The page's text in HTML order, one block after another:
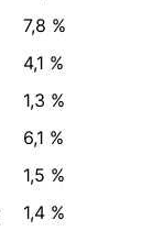
7,8 %
4,1 %
1,3 %
6,1 %
1,5 %
1,4 %